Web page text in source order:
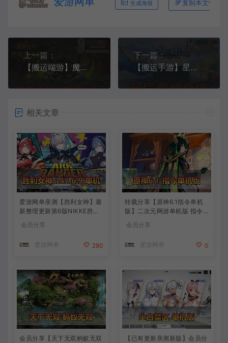
生成海报 复制本文链接
上一篇：
【搬运端游】魔兽70级单机版TBC燃烧远征经典版炫酷GM技能修复完整任务GM后台命令无机器人
下一篇：
【搬运手游】星辰青灯奇缘单机版模拟器手游虚拟机一键端GM后台
相关文章
爱游网单亲测【胜利女神】最
新整理更新第6版NIKKE胜利
版本官服GM可无限抽卡全剧
学
会员分享
爱游网单 280
转载分享【原神6.1指令单机
版】二次元网游单机版 指令
背包 抽卡 商店 MOD 未亲测
会员分享
爱游网单 0
会员分享【天下无双蚂蚁无双
【已有更新亲测新版】会员分